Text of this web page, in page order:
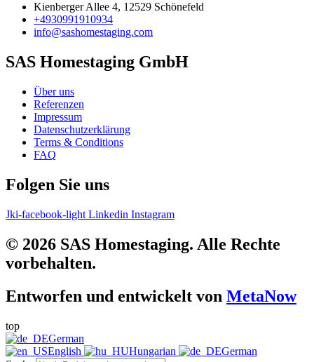
Kienberger Allee 4, 12529 Schönefeld
+4930991910934
info@sashomestaging.com
SAS Homestaging GmbH
Über uns
Referenzen
Impressum
Datenschutzerklärung
Terms & Conditions
FAQ
Folgen Sie uns
Jki-facebook-light Linkedin Instagram
© 2026 SAS Homestaging. Alle Rechte
vorbehalten.
Entworfen und entwickelt von MetaNow
top
German
English
Hungarian
German